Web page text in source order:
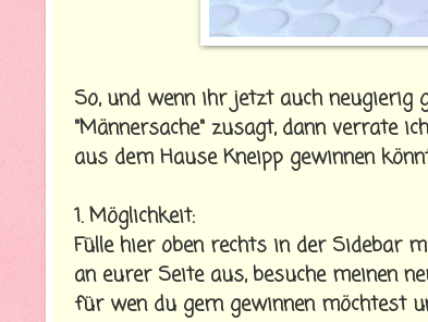
So, und wenn ihr jetzt auch neugierig
"Männersache" zusagt, dann verrate
aus dem Hause Kneipp gewinnen
1. Möglichkeit:
Fülle hier oben rechts in der Sidebar
an eurer Seite aus, besuche meinen
für wen du gern gewinnen möchtest